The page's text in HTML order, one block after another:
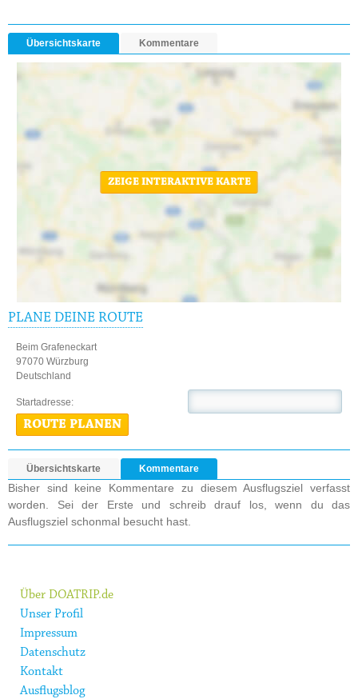
Übersichtskarte Kommentare
ZEIGE INTERAKTIVE KARTE
PLANE DEINE ROUTE
Beim Grafeneckart
97070 Würzburg
Deutschland
Startadresse:
ROUTE PLANEN
Übersichtskarte Kommentare
Bisher sind keine Kommentare zu diesem Ausflugsziel verfasst
worden. Sei der Erste und schreib drauf los, wenn du das
Ausflugsziel schonmal besucht hast.
Über DOATRIP.de
Unser Profil
Impressum
Datenschutz
Kontakt
Ausflugsblog